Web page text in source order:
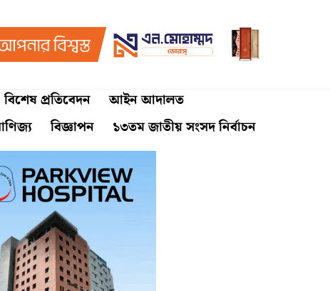
বিশেষ প্রতিবেদন
আইন আদালত
বিজ্ঞাপন ১৩তম জাতীয় সংসদ নির্বাচন